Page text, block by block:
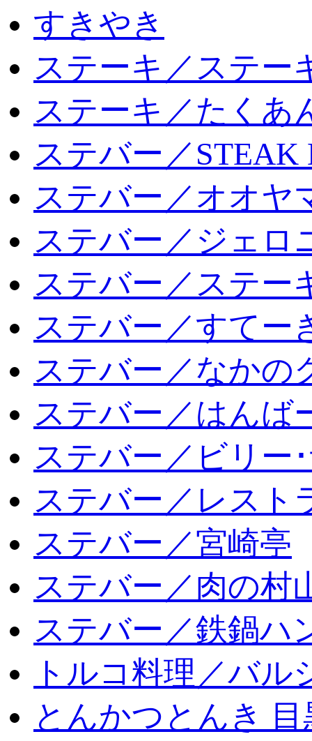
すきやき
ステーキ／ステー
ステーキ／たくあ
ステバー／STEAK
ステバー／オオヤ
ステバー／ジェロ
ステバー／ステー
ステバー／すてー
ステバー／なかの
ステバー／はんば
ステバー／ビリー
ステバー／レスト
ステバー／宮崎亭
ステバー／肉の村
ステバー／鉄鍋ハ
トルコ料理／バル
とんかつとんき